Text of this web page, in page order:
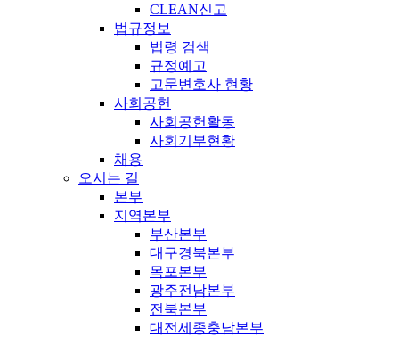
CLEAN신고
법규정보
법령 검색
규정예고
고문변호사 현황
사회공헌
사회공헌활동
사회기부현황
채용
오시는 길
본부
지역본부
부산본부
대구경북본부
목포본부
광주전남본부
전북본부
대전세종충남본부